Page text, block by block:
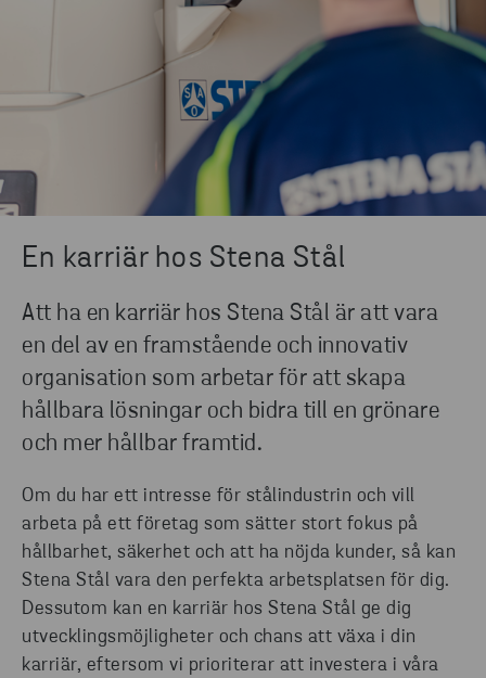
En karriär hos Stena Stål
Att ha en karriär hos Stena Stål är att vara
en del av en framstående och innovativ
organisation som arbetar för att skapa
hållbara lösningar och bidra till en grönare
och mer hållbar framtid.
Om du har ett intresse för stålindustrin och vill
arbeta på ett företag som sätter stort fokus på
hållbarhet, säkerhet och att ha nöjda kunder, så kan
Stena Stål vara den perfekta arbetsplatsen för dig.
Dessutom kan en karriär hos Stena Stål ge dig
utvecklingsmöjligheter och chans att växa i din
karriär, eftersom vi prioriterar att investera i våra